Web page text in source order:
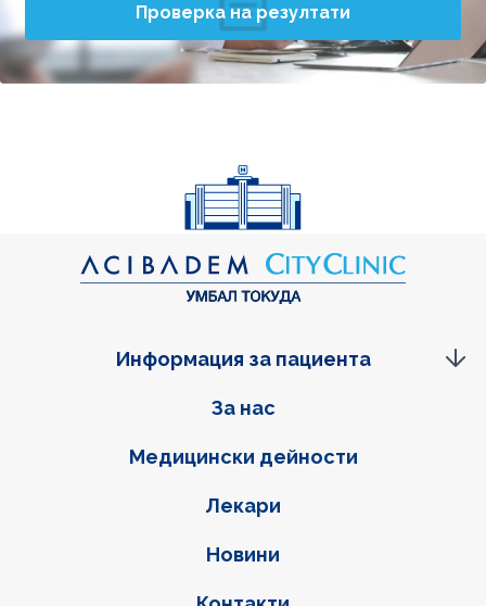
Проверка на резултати
Фуутер навигация
За нас
Медицински дейности
Лекари
Новини
Информация за пациента